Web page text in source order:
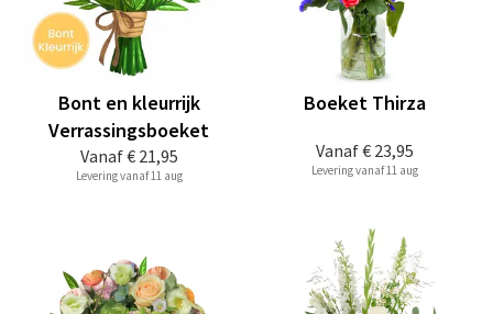
Vanaf€ 21,95
Bont en kleurrijk
Verrassingsboeket
Levering vanaf 11 aug
Vanaf€ 23,95
Boeket Thirza
Levering vanaf 11 aug